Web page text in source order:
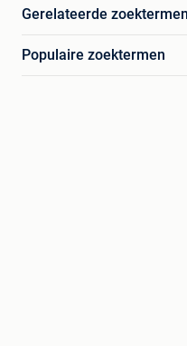
Gerelateerde zoektermen
Populaire zoektermen